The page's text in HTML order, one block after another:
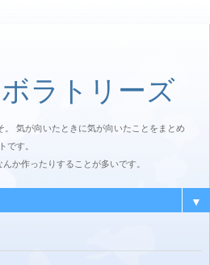
ラトリーズ
。 気が向いたときに気が向いたことをまとめ
です。
か作ったりすることが多いです。
▼